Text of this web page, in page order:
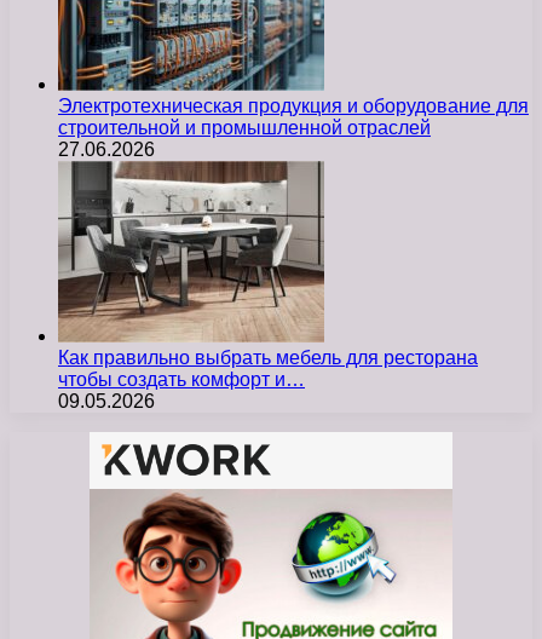
Электротехническая продукция и оборудование для
строительной и промышленной отраслей
27.06.2026
Как правильно выбрать мебель для ресторана
чтобы создать комфорт и…
09.05.2026